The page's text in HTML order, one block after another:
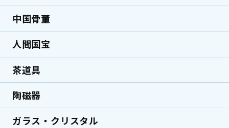
ハンマードリル
草刈り機・刈払機
マッサージ機
エアコン
ミシン
海外ブランド家具
デザイナーズ家具
民芸家具
ミッドセンチュリー家
具
ヴィンテージ家具
中国骨董
人間国宝
茶道具
陶磁器
ガラス・クリスタル